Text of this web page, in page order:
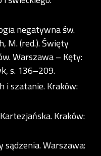
negatywna św.
M. (red.). Święty
Warszawa – Kęty:
s. 136–209.
i szatanie. Kraków:
Kraków:
sądzenia. Warszawa: